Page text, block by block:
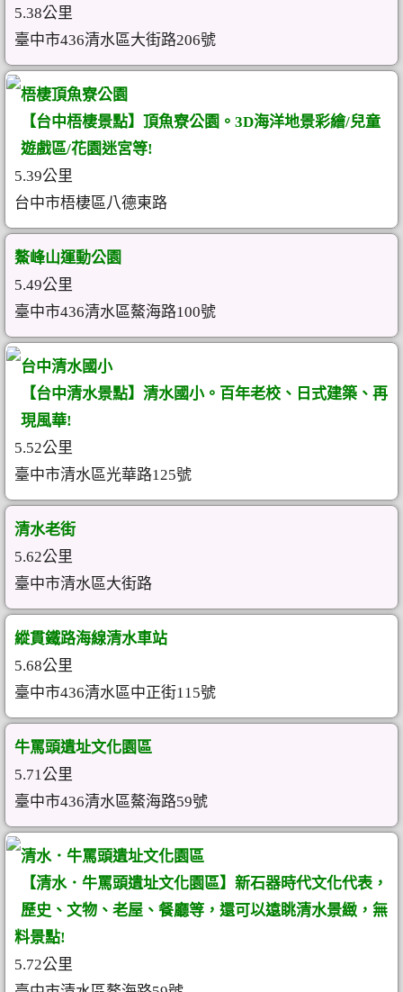
5.38公里
臺中市436清水區大街路206號
梧棲頂魚寮公園
【台中梧棲景點】頂魚寮公園。3D海洋地景彩繪/兒童
遊戲區/花園迷宮等!
5.39公里
台中市梧棲區八德東路
鰲峰山運動公園
5.49公里
臺中市436清水區鰲海路100號
台中清水國小
【台中清水景點】清水國小。百年老校、日式建築、再
現風華!
5.52公里
臺中市清水區光華路125號
清水老街
5.62公里
臺中市清水區大街路
縱貫鐵路海線清水車站
5.68公里
臺中市436清水區中正街115號
牛罵頭遺址文化園區
5.71公里
臺中市436清水區鰲海路59號
清水．牛罵頭遺址文化園區
【清水．牛罵頭遺址文化園區】新石器時代文化代表，
歷史、文物、老屋、餐廳等，還可以遠眺清水景緻，無
料景點!
5.72公里